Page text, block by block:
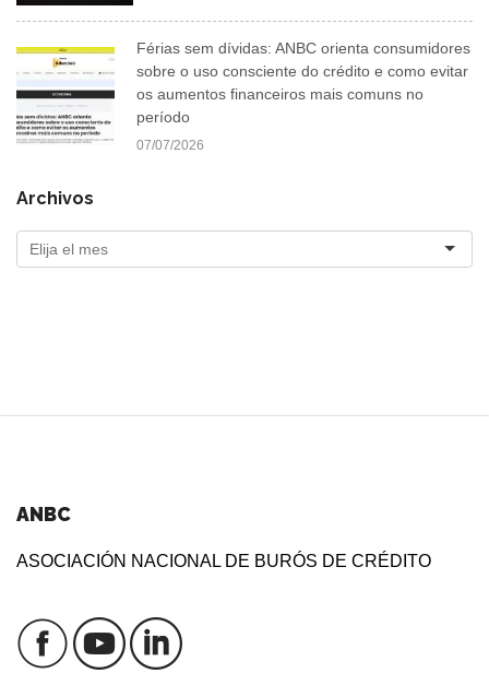
Férias sem dívidas: ANBC orienta consumidores
sobre o uso consciente do crédito e como evitar
os aumentos financeiros mais comuns no
período
07/07/2026
Archivos
ANBC
ASOCIACIÓN NACIONAL DE BURÓS DE CRÉDITO